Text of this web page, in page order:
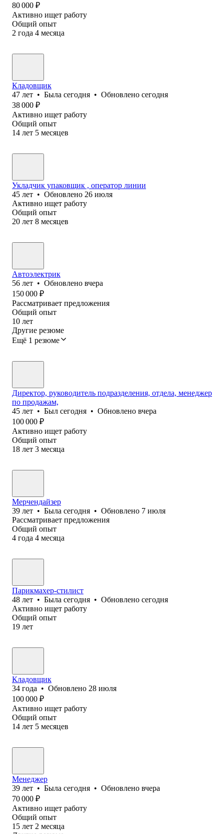
80 000 ₽
Активно ищет работу
Общий опыт
2 года 4 месяца
Кладовщик
47 лет • Была сегодня • Обновлено сегодня
38 000 ₽
Активно ищет работу
Общий опыт
14 лет 5 месяцев
Укладчик упаковщик , оператор линии
45 лет • Обновлено 26 июля
Активно ищет работу
Общий опыт
20 лет 8 месяцев
Автоэлектрик
56 лет • Обновлено вчера
150 000 ₽
Рассматривает предложения
Общий опыт
10 лет
Другие резюме
Ещё 1 резюме
Директор, руководитель подразделения, отдела, менеджер
по продажам,
45 лет • Был сегодня • Обновлено вчера
100 000 ₽
Активно ищет работу
Общий опыт
18 лет 3 месяца
Мерчендайзер
39 лет • Была сегодня • Обновлено 7 июля
Рассматривает предложения
Общий опыт
4 года 4 месяца
Парикмахер-стилист
48 лет • Была сегодня • Обновлено сегодня
Активно ищет работу
Общий опыт
19 лет
Кладовщик
34 года • Обновлено 28 июля
100 000 ₽
Активно ищет работу
Общий опыт
14 лет 5 месяцев
Менеджер
39 лет • Была сегодня • Обновлено вчера
70 000 ₽
Активно ищет работу
Общий опыт
15 лет 2 месяца